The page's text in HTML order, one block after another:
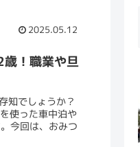
2025.05.12
！職業や旦
知でしょうか？
使った車中泊や
今回は、おみつ